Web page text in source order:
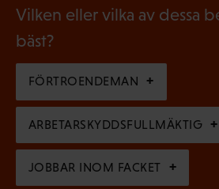
o
s
k
t
)
g
t
o
r
i
s
g
a
t
o
Vilken eller vilka av dessa
bäst?
FÖRTROENDEMAN
ARBETARSKYDDSFULLMÄKTIG
JOBBAR INOM FACKET